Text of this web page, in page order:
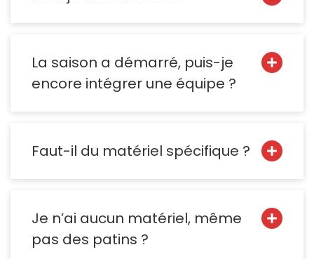
La saison a démarré, puis-je
encore intégrer une équipe ?
Faut-il du matériel spécifique ?
Je n’ai aucun matériel, même
pas des patins ?